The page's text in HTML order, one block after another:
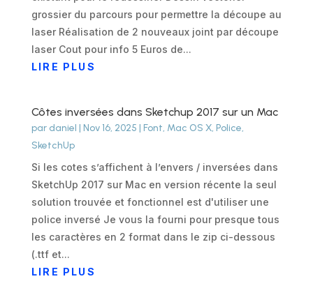
grossier du parcours pour permettre la découpe au
laser Réalisation de 2 nouveaux joint par découpe
laser Cout pour info 5 Euros de...
LIRE PLUS
Côtes inversées dans Sketchup 2017 sur un Mac
par daniel | Nov 16, 2025 | Font, Mac OS X, Police,
SketchUp
Si les cotes s’affichent à l’envers / inversées dans
SketchUp 2017 sur Mac en version récente la seul
solution trouvée et fonctionnel est d'utiliser une
police inversé Je vous la fourni pour presque tous
les caractères en 2 format dans le zip ci-dessous
(.ttf et...
LIRE PLUS